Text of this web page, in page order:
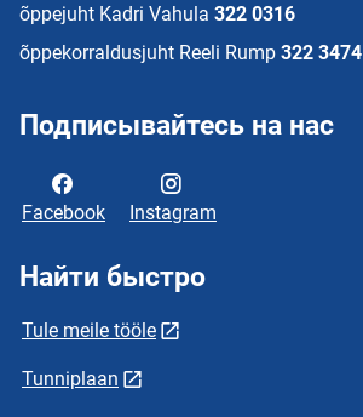
õppejuht Kadri Vahula 322 0316
õppekorraldusjuht Reeli Rump 322 3474
Подписывайтесь на нас
Facebook Instagram
Найти быстро
Tule meile tööle
Tunniplaan